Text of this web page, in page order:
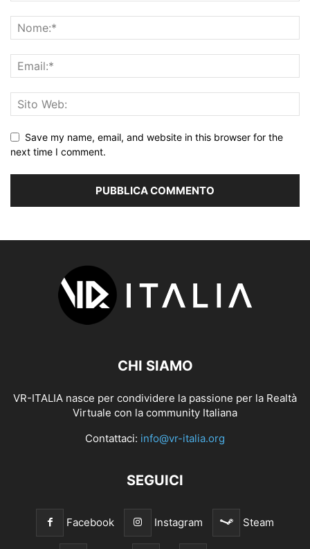
Save my name, email, and website in this browser for the
next time I comment.
CHI SIAMO
VR-ITALIA nasce per condividere la passione per la Realtà
Virtuale con la community Italiana
Contattaci: info@vr-italia.org
SEGUICI
Facebook Instagram Steam